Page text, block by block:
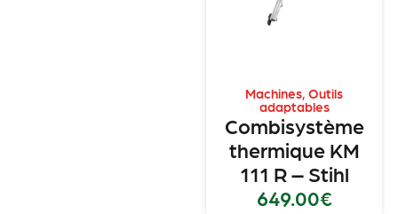
Machines,Outils
adaptables
Combisystème
thermique KM
111 R – Stihl
649.00€